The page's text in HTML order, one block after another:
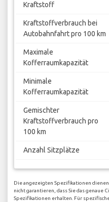
Kraftstoff
Kraftstoffverbrauch bei
Autobahnfahrt pro 100 km
Maximale
Kofferraumkapazität
Minimale
Kofferraumkapazität
Gemischter
Kraftstoffverbrauch pro
100 km
Anzahl Sitzplätze
Die angezeigten Spezifikationen
nicht garantieren, dass Sie das genaue
Spezifikationen erhalten. Für